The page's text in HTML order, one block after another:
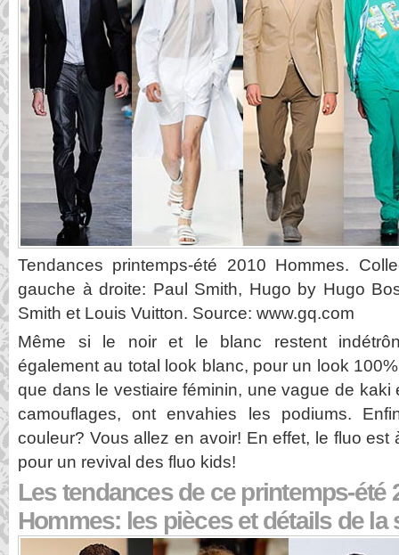
Tendances printemps-été 2010 Hommes.
gauche à droite: Paul Smith, Hugo by Hugo
Smith et Louis Vuitton. Source: www.gq.com
Même si le noir et le blanc restent
également au total look blanc, pour un look
que dans le vestiaire féminin, une vague de kaki
camouflages, ont envahies les podiums.
couleur? Vous allez en avoir! En effet, le fluo est
pour un revival des fluo kids!
Les tendances de ce printemps-été
Hommes: les pièces et détails de la